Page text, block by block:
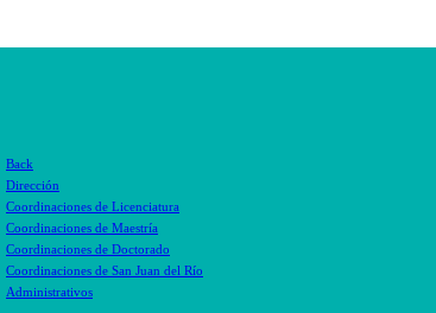
Back
Dirección
Coordinaciones de Licenciatura
Coordinaciones de Maestría
Coordinaciones de Doctorado
Coordinaciones de San Juan del Río
Administrativos